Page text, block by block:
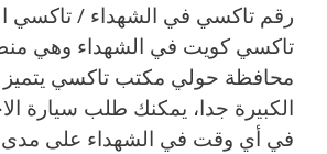
رقم تاكسي في الشهداء / تاكسي
تاكسي كويت في الشهداء وهي
محافظة حولي مكتب تاكسي يتميز
الكبيرة جدا، يمكنك طلب سيارة